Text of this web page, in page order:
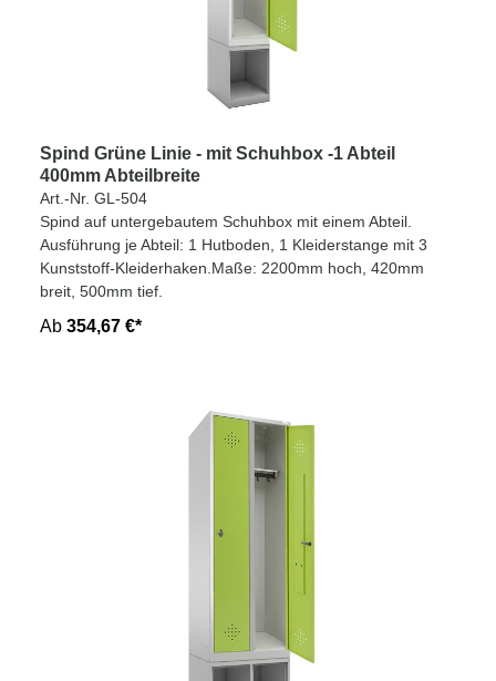
Spind Grüne Linie - mit Schuhbox -1 Abteil
400mm Abteilbreite
Art.-Nr. GL-504
Spind auf untergebautem Schuhbox mit einem Abteil.
Ausführung je Abteil: 1 Hutboden, 1 Kleiderstange mit 3
Kunststoff-Kleiderhaken.Maße: 2200mm hoch, 420mm
breit, 500mm tief.
Ab 354,67 €*